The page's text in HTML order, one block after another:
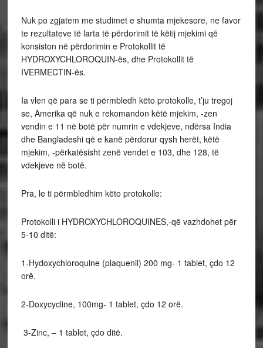
Nuk po zgjatem me studimet e shumta mjekesore, ne favor
te rezultateve të larta të përdorimit të këtij mjekimi që
konsiston në përdorimin e Protokollit të
HYDROXYCHLOROQUIN-ës, dhe Protokollit të
IVERMECTIN-ës.
Ia vlen që para se ti përmbledh këto protokolle, t’ju tregoj
se, Amerika që nuk e rekomandon këtë mjekim, -zen
vendin e 11 në botë për numrin e vdekjeve, ndërsa India
dhe Bangladeshi që e kanë përdorur qysh herët, këtë
mjekim, -përkatësisht zenë vendet e 103, dhe 128, të
vdekjeve në botë.
Pra, le ti përmbledhim këto protokolle:
Protokolli i HYDROXYCHLOROQUINES,-që vazhdohet për
5-10 ditë:
1-Hydoxychloroquine (plaquenil) 200 mg- 1 tablet, çdo 12
orë.
2-Doxycycline, 100mg- 1 tablet, çdo 12 orë.
3-Zinc, – 1 tablet, çdo ditë.